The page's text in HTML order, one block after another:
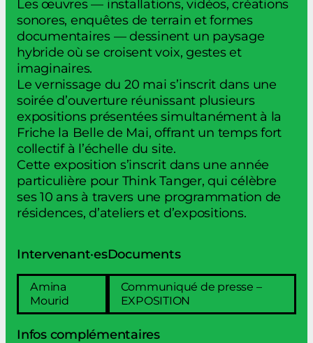
Les œuvres — installations, vidéos, créations
sonores, enquêtes de terrain et formes
documentaires — dessinent un paysage
hybride où se croisent voix, gestes et
imaginaires.
Le vernissage du 20 mai s’inscrit dans une
soirée d’ouverture réunissant plusieurs
expositions présentées simultanément à la
Friche la Belle de Mai, offrant un temps fort
collectif à l’échelle du site.
Cette exposition s’inscrit dans une année
particulière pour Think Tanger, qui célèbre
ses 10 ans à travers une programmation de
résidences, d’ateliers et d’expositions.
Intervenant·es
Amina
Mourid
Documents
Communiqué de presse –
EXPOSITION
Infos complémentaires